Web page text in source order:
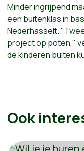
Minder ingrijpend
een buitenklas in
Nederhasselt.
project op poten,"
de kinderen buiten
Ook